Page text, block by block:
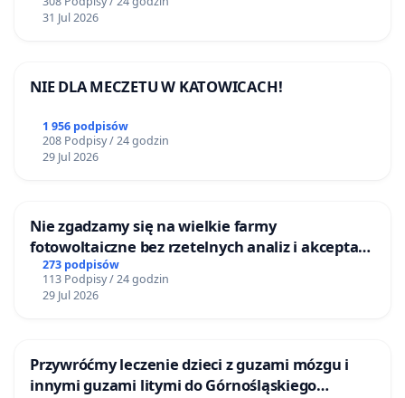
Ogólnego rozszerzenia strefy przemysłowej oraz
31 Jul 2026
NIE DLA MECZETU W KATOWICACH!
1 956 podpisów
208 Podpisy / 24 godzin
29 Jul 2026
Nie zgadzamy się na wielkie farmy
fotowoltaiczne bez rzetelnych analiz i akceptacji
mieszkańców
273 podpisów
113 Podpisy / 24 godzin
29 Jul 2026
Przywróćmy leczenie dzieci z guzami mózgu i
innymi guzami litymi do Górnośląskiego